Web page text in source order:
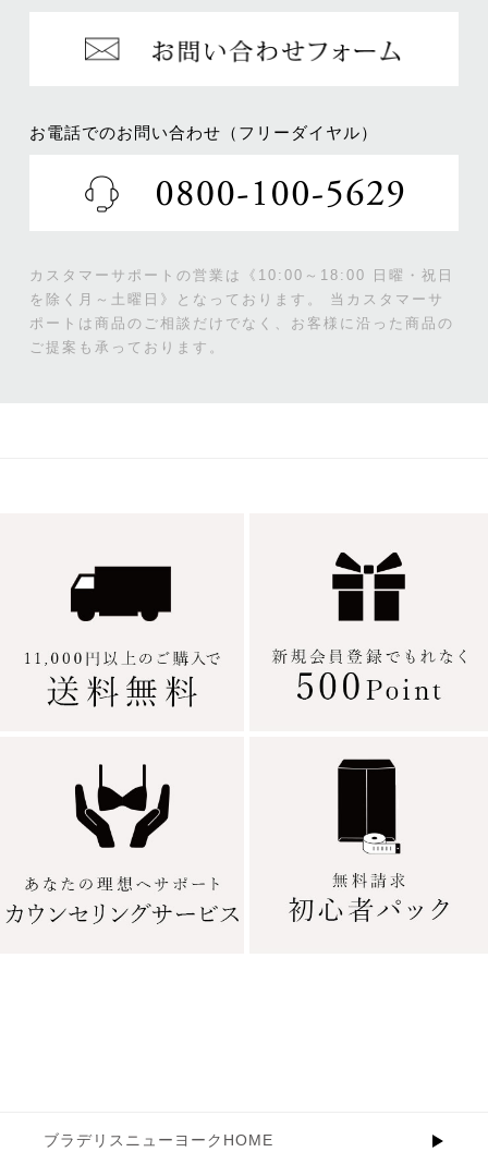
お電話でのお問い合わせ（フリーダイヤル）
カスタマーサポートの営業は《10:00～18:00 日曜・祝日
を除く月～土曜日》となっております。
当カスタマーサ
ポートは商品のご相談だけでなく、お客様に沿った商品の
ご提案も承っております。
ブラデリスニューヨークHOME